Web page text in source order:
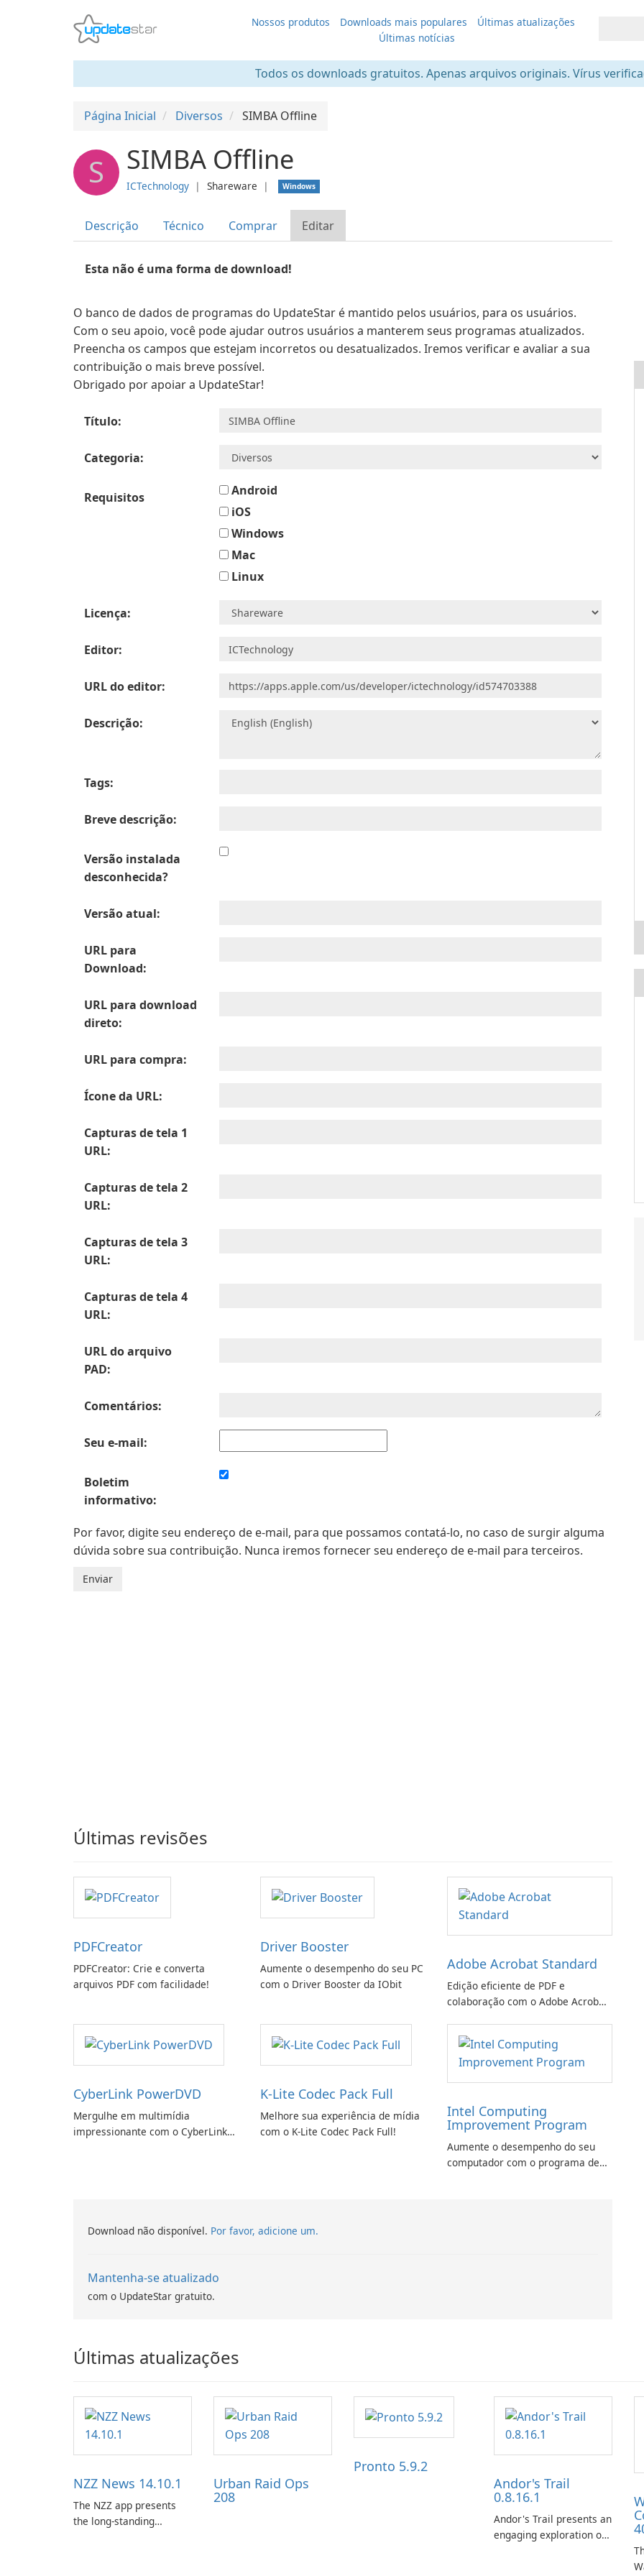
Nossos produtos Downloads mais populares
Últimas atualizações
Últimas notícias
Todos os downloads gratuitos. Apenas arquivos originais. Vírus
Página Inicial Diversos SIMBA Offline
S SIMBA Offline
ICTechnology ❘ Shareware ❘ Windows
Descrição Técnico Comprar Editar
Esta não é uma forma de download!
O banco de dados de programas do UpdateStar é mantido pelos usuários, para os usuários.
Com o seu apoio, você pode ajudar outros usuários a manterem seus programas atualizados.
Preencha os campos que estejam incorretos ou desatualizados. Iremos verificar e avaliar a sua
contribuição o mais breve possível.
Obrigado por apoiar a UpdateStar!
Título:
Categoria:
Requisitos
Android
iOS
Windows
Mac
Linux
Licença:
Editor:
URL do editor:
Descrição:
Tags:
Breve descrição:
Versão instalada
desconhecida?
Versão atual:
URL para
Download:
URL para download
direto:
URL para compra:
Ícone da URL:
Capturas de tela 1
URL:
Capturas de tela 2
URL:
Capturas de tela 3
URL:
Capturas de tela 4
URL:
URL do arquivo
PAD:
Comentários:
Seu e-mail:
Boletim
informativo:
Por favor, digite seu endereço de e-mail, para que possamos contatá-lo, no caso de surgir alguma
dúvida sobre sua contribuição. Nunca iremos fornecer seu endereço de e-mail para terceiros.
Últimas revisões
PDFCreator
PDFCreator: Crie e converta
arquivos PDF com facilidade!
Driver Booster
Aumente o desempenho do seu PC
com o Driver Booster da IObit
Adobe Acrobat Standard
Edição eficiente de PDF e
colaboração com o Adobe Acrobat
CyberLink PowerDVD
Mergulhe em multimídia
impressionante com o CyberLink
K-Lite Codec Pack Full
Melhore sua experiência de mídia
com o K-Lite Codec Pack Full!
Intel Computing
Improvement Program
Aumente o desempenho do seu
computador com o programa de
Download não disponível. Por favor, adicione um.
Mantenha-se atualizado
com o UpdateStar gratuito.
Últimas atualizações
NZZ News 14.10.1
The NZZ app presents
the long-standing
Urban Raid Ops
208
Pronto 5.9.2
Andor's Trail
0.8.16.1
Andor's Trail presents an
engaging exploration of